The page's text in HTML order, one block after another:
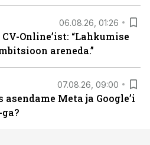
06.08.26, 01:26
Online’ist: “Lahkumise
areneda.”
07.08.26, 09:00
asendame Meta ja Google’i